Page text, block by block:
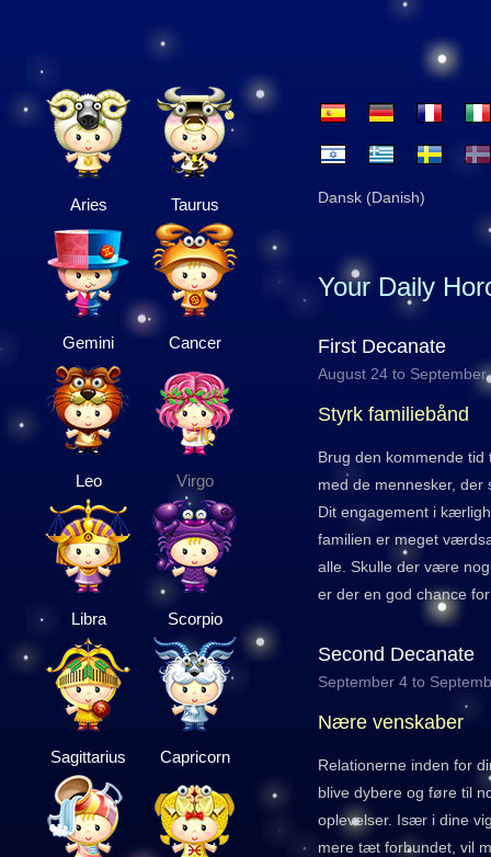
Aries Taurus
Gemini Cancer
Leo Virgo
Libra Scorpio
Sagittarius Capricorn
Dansk (Danish)
Your Daily
First Decanate
August 24 to September
Styrk familiebånd
Brug den kommende
med de mennesker, der
Dit engagement i
familien er meget
alle. Skulle der være
er der en god chance
Second Decanate
September 4 to
Nære venskaber
Relationerne inden for
blive dybere og føre til
oplevelser. Især i dine
mere tæt forbundet, vil